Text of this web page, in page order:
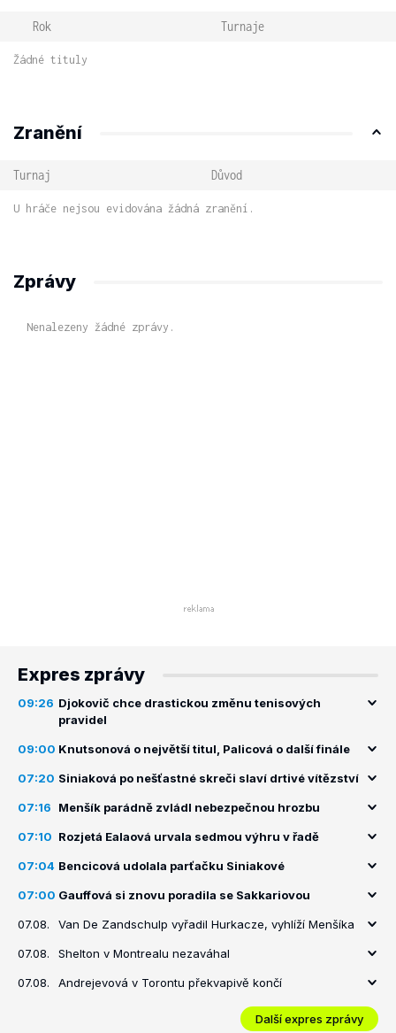
Rok Turnaje
Žádné tituly
Zranění
Turnaj Důvod
U hráče nejsou evidována žádná zranění.
Zprávy
Nenalezeny žádné zprávy.
Expres zprávy
09:26 Djokovič chce drastickou změnu tenisových
pravidel
09:00 Knutsonová o největší titul, Palicová o další finále
07:20 Siniaková po nešťastné skreči slaví drtivé vítězství
07:16 Menšík parádně zvládl nebezpečnou hrozbu
07:10 Rozjetá Ealaová urvala sedmou výhru v řadě
07:04 Bencicová udolala parťačku Siniakové
07:00 Gauffová si znovu poradila se Sakkariovou
07.08. Van De Zandschulp vyřadil Hurkacze, vyhlíží Menšíka
07.08. Shelton v Montrealu nezaváhal
07.08. Andrejevová v Torontu překvapivě končí
Další expres zprávy